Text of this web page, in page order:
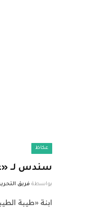
عكاظ
سندس لـ
بواسطة فريق
ابنة «طيبة